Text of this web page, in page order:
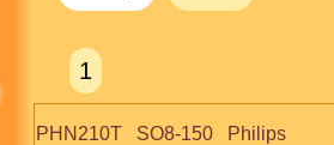
1
PHN210T   SO8-150   Philips